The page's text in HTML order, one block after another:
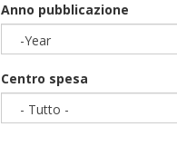
Anno pubblicazione
-Year
Centro spesa
- Tutto -